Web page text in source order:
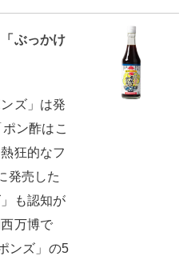
ぶっかけ
ズ」は発
ン酢はこ
狂的なフ
発売した
も認知が
万博で
ンズ」の5